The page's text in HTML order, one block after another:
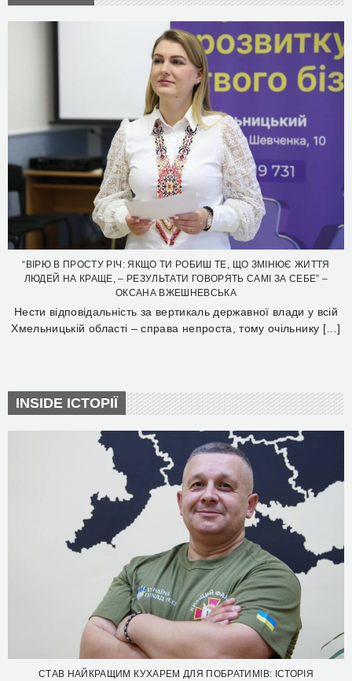
“ВІРЮ В ПРОСТУ РІЧ: ЯКЩО ТИ РОБИШ ТЕ, ЩО ЗМІНЮЄ ЖИТТЯ
ЛЮДЕЙ НА КРАЩЕ, – РЕЗУЛЬТАТИ ГОВОРЯТЬ САМІ ЗА СЕБЕ” –
ОКСАНА ВЖЕШНЕВСЬКА
Нести відповідальність за вертикаль державної влади у всій
Хмельницькій області – справа непроста, тому очільнику […]
INSIDE ІСТОРІЇ
СТАВ НАЙКРАЩИМ КУХАРЕМ ДЛЯ ПОБРАТИМІВ: ІСТОРІЯ